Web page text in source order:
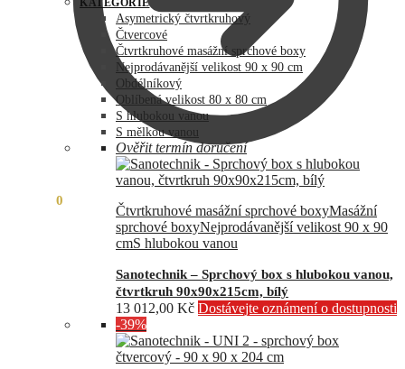
0
73
990,00 Kč.
60
890,00 Kč.
KATEGORIE
Asymetrický čtvrtkruhový
Čtvercové
Čtvrtkruhové masážní sprchové boxy
Nejprodávanější velikost 90 x 90 cm
Obdélníkový
Oblíbená velikost 80 x 80 cm
S hlubokou vanou
S mělkou vanou
Ověřit termín doručení
Čtvrtkruhové masážní sprchové boxyMasážní
sprchové boxyNejprodávanější velikost 90 x 90
cmS hlubokou vanou
Sanotechnik – Sprchový box s hlubokou vanou,
čtvrtkruh 90x90x215cm, bílý
13 012,00 Kč Dostávejte oznámení o dostupnosti
-39%